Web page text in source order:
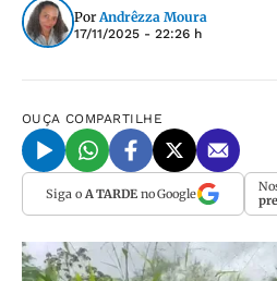
Por Andrêzza Moura
17/11/2025 - 22:26 h
OUÇA COMPARTILHE
Siga o A TARDEno Google